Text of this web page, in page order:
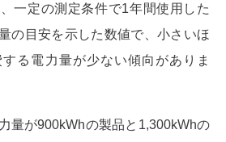
一定の測定条件で1年間使用した
の目安を示した数値で、小さいほ
る電力量が少ない傾向がありま
量が900kWhの製品と1,300kWhの